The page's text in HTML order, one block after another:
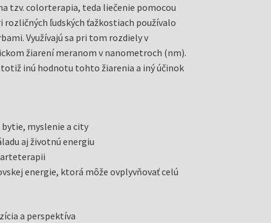
tzv. colorterapia, teda liečenie pomocou
rozličných ľudských ťažkostiach používalo
Využívajú sa pri tom rozdiely v
žiarení meranom v nanometroch (nm).
inú hodnotu tohto žiarenia a iný účinok
myslenie a city
aj životnú energiu
arteterapii
energie, ktorá môže ovplyvňovať celú
a perspektíva